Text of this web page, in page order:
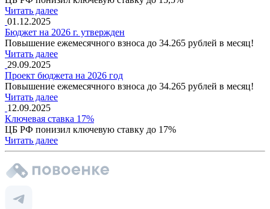
Читать далее
01.12.2025
Бюджет на 2026 г. утвержден
Повышение ежемесячного взноса до 34.265 рублей в месяц!
Читать далее
29.09.2025
Проект бюджета на 2026 год
Повышение ежемесячного взноса до 34.265 рублей в месяц!
Читать далее
12.09.2025
Ключевая ставка 17%
ЦБ РФ понизил ключевую ставку до 17%
Читать далее